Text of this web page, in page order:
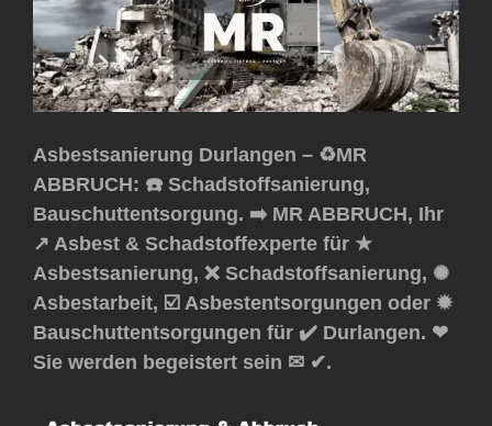
Asbestsanierung Durlangen – ♻️MR
ABBRUCH: ☎️ Schadstoffsanierung,
Bauschuttentsorgung. ➡️ MR ABBRUCH, Ihr
↗️ Asbest & Schadstoffexperte für ★
Asbestsanierung, ❌ Schadstoffsanierung, ✺
Asbestarbeit, ☑️ Asbestentsorgungen oder ✹
Bauschuttentsorgungen für ✔️ Durlangen. ❤
Sie werden begeistert sein ✉ ✔.